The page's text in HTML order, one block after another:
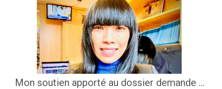
Mon soutien apporté au dossier demande de rééchelonnement de l’emprunt de la Communauté d’Agglomération Paris-Vallée de la Marne (PVM) d'un montant de 29 251 551, 39 euros